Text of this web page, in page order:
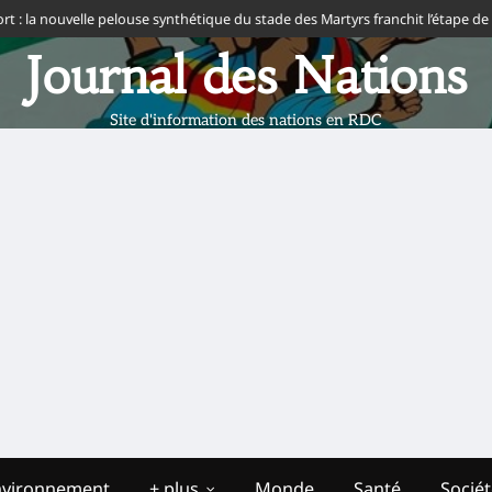
pelouse synthétique du stade des Martyrs franchit l’étape de la FIFA
Journal des Nations
Site d'information des nations en RDC